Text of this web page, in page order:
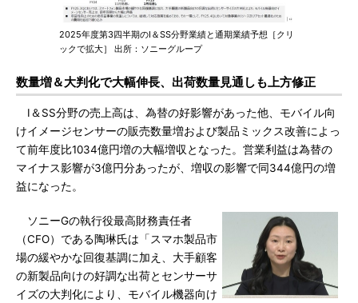
2025年度第3四半期のI＆SS分野業績と通期業績予想［クリ
ックで拡大］ 出所：ソニーグループ
数量増＆大判化で大幅伸長、出荷数量見通しも上方修正
I＆SS分野の売上高は、為替の好影響があった他、モバイル向
けイメージセンサーの販売数量増および製品ミックス改善によっ
て前年度比1034億円増の大幅増収となった。営業利益は為替の
マイナス影響が3億円分あったが、増収の影響で同344億円の増
益になった。
ソニーGの執行役最高財務責任者
（CFO）である陶琳氏は「スマホ製品市
場の緩やかな回復基調に加え、大手顧客
の新製品向けの好調な出荷とセンサーサ
イズの大判化により、モバイル機器向け